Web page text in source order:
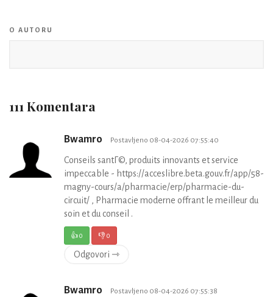
O AUTORU
111 Komentara
Bwamro Postavljeno 08-04-2026 07:55:40
Conseils santГ©, produits innovants et service
impeccable - https://acceslibre.beta.gouv.fr/app/58-
magny-cours/a/pharmacie/erp/pharmacie-du-
circuit/ , Pharmacie moderne offrant le meilleur du
soin et du conseil .
👍0 👎0
Odgovori ⇾
Bwamro Postavljeno 08-04-2026 07:55:38